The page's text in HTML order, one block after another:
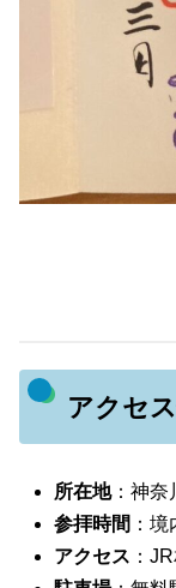
アクセ
所在地：神奈
参拝時間 ：
アクセス ：